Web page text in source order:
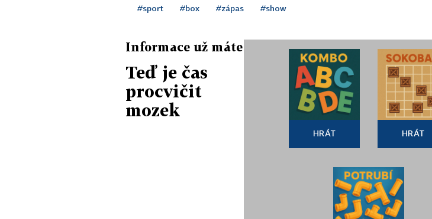
#sport #box #zápas #show
Informace už máte
Teď je čas
procvičit
mozek
HRÁT HRÁT